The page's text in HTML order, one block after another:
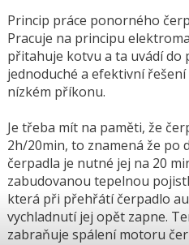
Princip práce ponorného
Pracuje na principu
přitahuje kotvu a ta uvádí do
jednoduché a efektivní
nízkém příkonu.
Je třeba mít na paměti, že
2h/20min, to znamená že po
čerpadla je nutné jej na 20
zabudovanou tepelnou
která při přehřátí čerpadlo
vychladnutí jej opět zapne.
zabraňuje spálení motoru